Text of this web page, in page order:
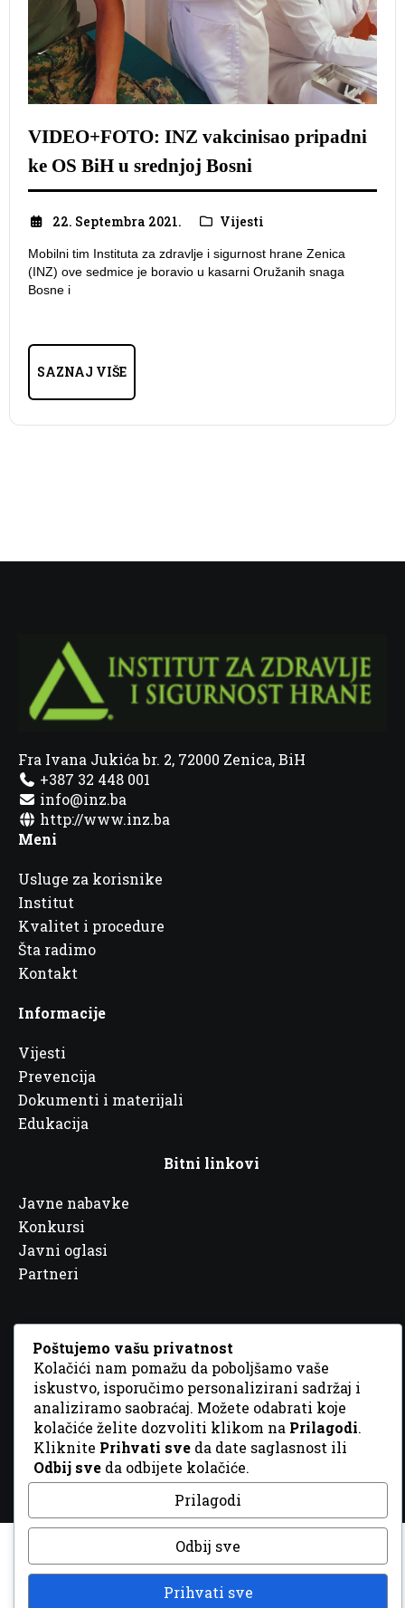
VIDEO+FOTO: INZ vakcinisao pripadni
ke OS BiH u srednjoj Bosni
22. Septembra 2021. Vijesti
Mobilni tim Instituta za zdravlje i sigurnost hrane Zenica
(INZ) ove sedmice je boravio u kasarni Oružanih snaga
Bosne i
SAZNAJ VIŠE
Fra Ivana Jukića br. 2, 72000 Zenica, BiH
+387 32 448 001
info@inz.ba
http://www.inz.ba
Meni
Usluge za korisnike
Institut
Kvalitet i procedure
Šta radimo
Kontakt
Informacije
Vijesti
Prevencija
Dokumenti i materijali
Edukacija
Bitni linkovi
Javne nabavke
Konkursi
Javni oglasi
Partneri
© 2026 Sva prava zadržana. DizajnGordonDM
Poštujemo vašu privatnost
Kolačići nam pomažu da poboljšamo vaše
iskustvo, isporučimo personalizirani sadržaj i
analiziramo saobraćaj. Možete odabrati koje
kolačiće želite dozvoliti klikom na Prilagodi.
Kliknite Prihvati sve da date saglasnost ili
Odbij sve da odbijete kolačiće.
Prilagodi
Odbij sve
Prihvati sve